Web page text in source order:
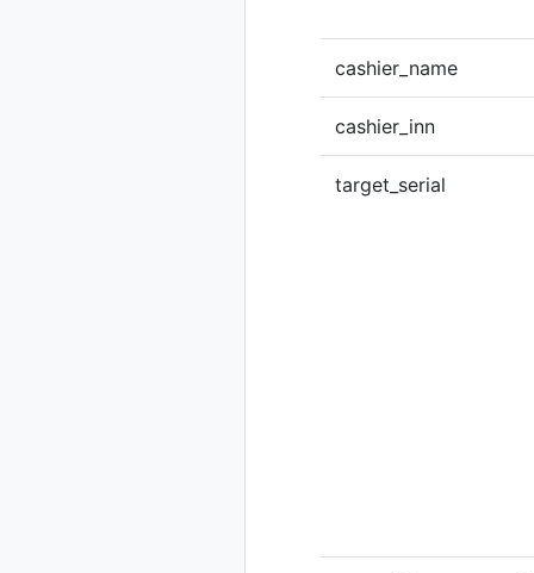
cashier_name
cashier_inn
target_serial